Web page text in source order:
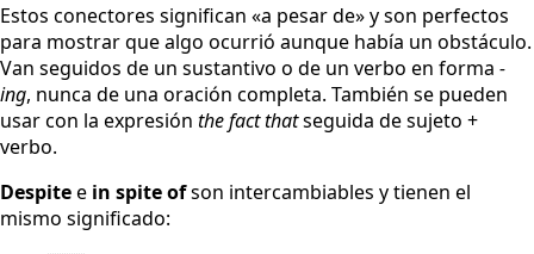
Estos conectores significan «a pesar de» y son perfectos
para mostrar que algo ocurrió aunque había un obstáculo.
Van seguidos de un sustantivo o de un verbo en forma -
ing, nunca de una oración completa. También se pueden
usar con la expresión the fact thatseguida de sujeto +
verbo.
Despitee in spite ofson intercambiables y tienen el
mismo significado: